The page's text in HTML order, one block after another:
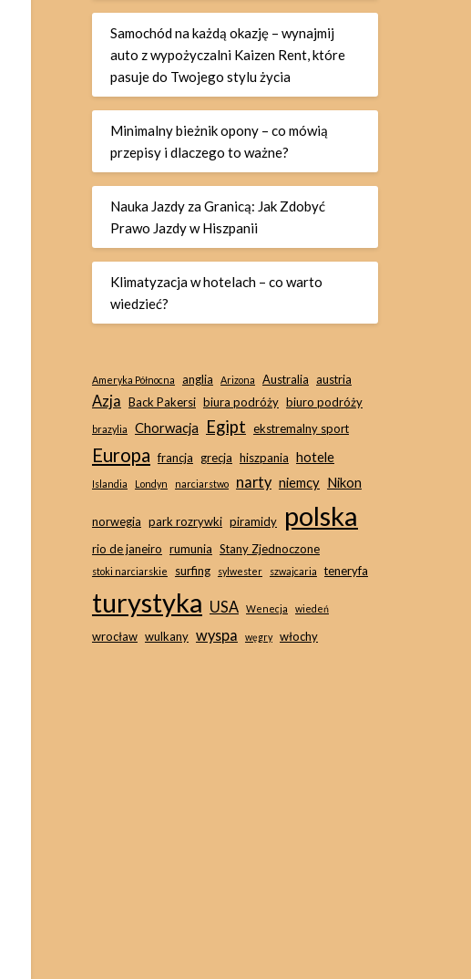
Samochód na każdą okazję – wynajmij
auto z wypożyczalni Kaizen Rent, które
pasuje do Twojego stylu życia
Minimalny bieżnik opony – co mówią
przepisy i dlaczego to ważne?
Nauka Jazdy za Granicą: Jak Zdobyć
Prawo Jazdy w Hiszpanii
Klimatyzacja w hotelach – co warto
wiedzieć?
Ameryka Północna anglia Arizona Australia austria
Azja Back Pakersi biura podróży biuro podróży
brazylia Chorwacja Egipt ekstremalny sport
Europa francja grecja hiszpania hotele
Islandia Londyn narciarstwo narty niemcy Nikon
norwegia park rozrywki piramidy polska
rio de janeiro rumunia Stany Zjednoczone
stoki narciarskie surfing sylwester szwajcaria teneryfa
turystyka USA Wenecja wiedeń
wrocław wulkany wyspa węgry włochy